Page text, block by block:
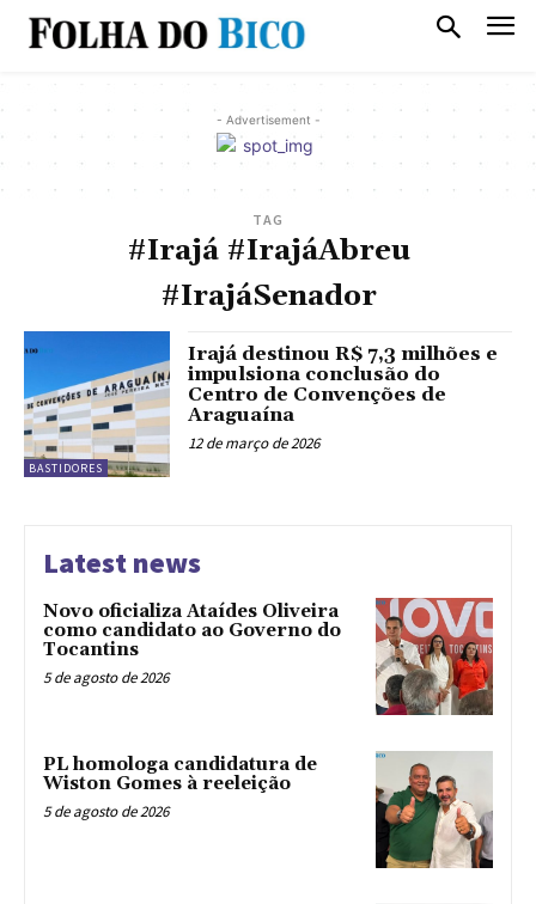
- Advertisement -
TAG
#Irajá #IrajáAbreu
#IrajáSenador
BASTIDORES
Irajá destinou R$ 7,3 milhões e
impulsiona conclusão do
Centro de Convenções de
Araguaína
12 de março de 2026
Latest news
Novo oficializa Ataídes Oliveira
como candidato ao Governo do
Tocantins
5 de agosto de 2026
PL homologa candidatura de
Wiston Gomes à reeleição
5 de agosto de 2026